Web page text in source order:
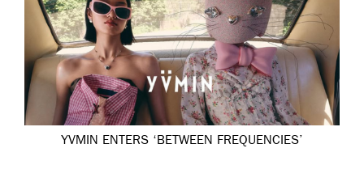
YVMIN ENTERS ‘BETWEEN FREQUENCIES’